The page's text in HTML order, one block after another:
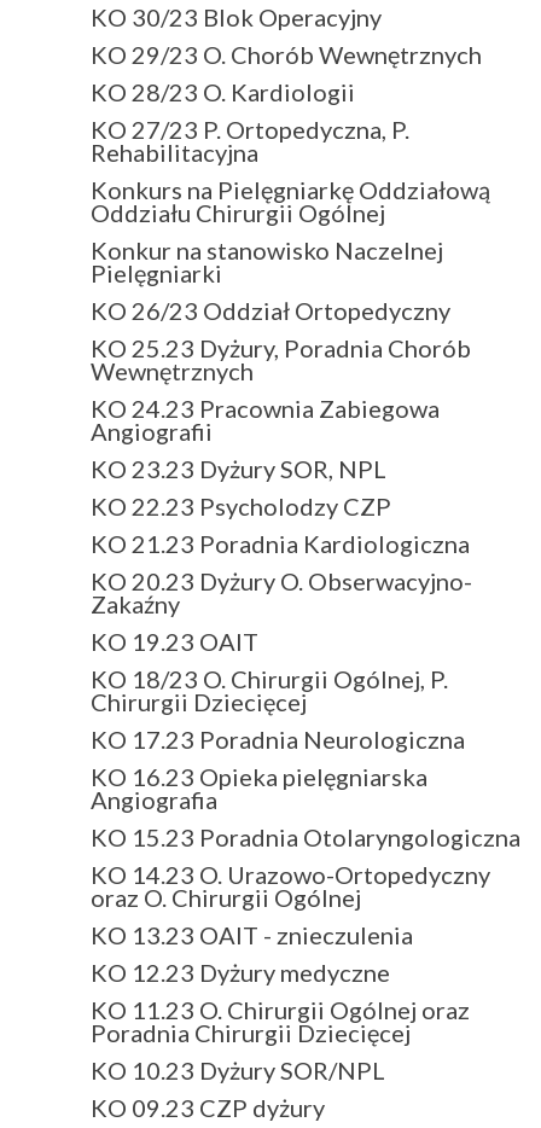
KO 30/23 Blok Operacyjny
KO 29/23 O. Chorób Wewnętrznych
KO 28/23 O. Kardiologii
KO 27/23 P. Ortopedyczna, P.
Rehabilitacyjna
Konkurs na Pielęgniarkę Oddziałową
Oddziału Chirurgii Ogólnej
Konkur na stanowisko Naczelnej
Pielęgniarki
KO 26/23 Oddział Ortopedyczny
KO 25.23 Dyżury, Poradnia Chorób
Wewnętrznych
KO 24.23 Pracownia Zabiegowa
Angiografii
KO 23.23 Dyżury SOR, NPL
KO 22.23 Psycholodzy CZP
KO 21.23 Poradnia Kardiologiczna
KO 20.23 Dyżury O. Obserwacyjno-
Zakaźny
KO 19.23 OAIT
KO 18/23 O. Chirurgii Ogólnej, P.
Chirurgii Dziecięcej
KO 17.23 Poradnia Neurologiczna
KO 16.23 Opieka pielęgniarska
Angiografia
KO 15.23 Poradnia Otolaryngologiczna
KO 14.23 O. Urazowo-Ortopedyczny
oraz O. Chirurgii Ogólnej
KO 13.23 OAIT - znieczulenia
KO 12.23 Dyżury medyczne
KO 11.23 O. Chirurgii Ogólnej oraz
Poradnia Chirurgii Dziecięcej
KO 10.23 Dyżury SOR/NPL
KO 09.23 CZP dyżury